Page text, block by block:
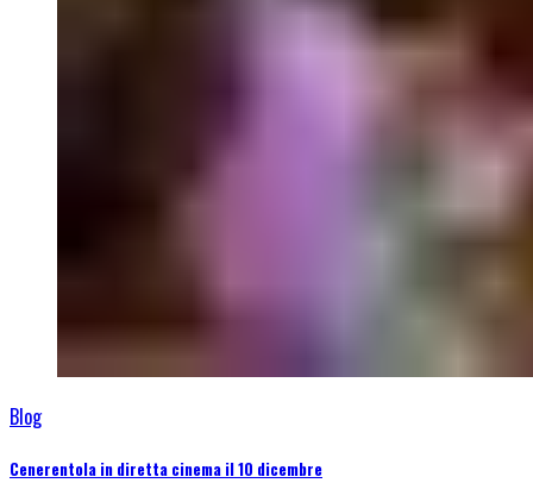
Blog
Cenerentola in diretta cinema il 10 dicembre